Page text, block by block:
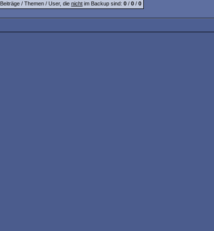
Beiträge / Themen / User, die nicht im Backup sind: 0 / 0 / 0